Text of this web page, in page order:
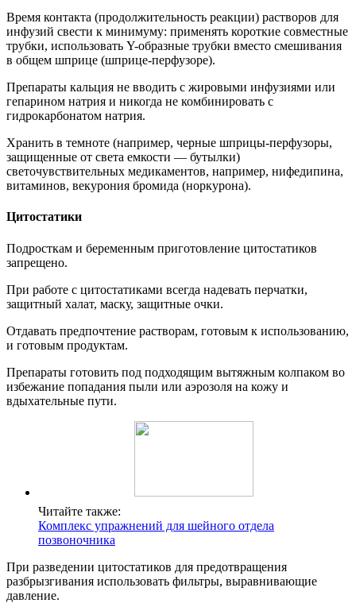
Время контакта (продолжительность реакции) растворов для
инфузий свести к минимуму: применять короткие совместные
трубки, использовать Y-образные трубки вместо смешивания
в общем шприце (шприце-перфузоре).
Препараты кальция не вводить с жировыми инфузиями или
гепарином натрия и никогда не комбинировать с
гидрокарбонатом натрия.
Хранить в темноте (например, черные шприцы-перфузоры,
защищенные от света емкости — бутылки)
светочувствительных медикаментов, например, нифедипина,
витаминов, векурония бромида (норкурона).
Цитостатики
Подросткам и беременным приготовление цитостатиков
запрещено.
При работе с цитостатиками всегда надевать перчатки,
защитный халат, маску, защитные очки.
Отдавать предпочтение растворам, готовым к использованию,
и готовым продуктам.
Препараты готовить под подходящим вытяжным колпаком во
избежание попадания пыли или аэрозоля на кожу и
вдыхательные пути.
Читайте также:
Комплекс упражнений для шейного отдела
позвоночника
При разведении цитостатиков для предотвращения
разбрызгивания использовать фильтры, выравнивающие
давление.